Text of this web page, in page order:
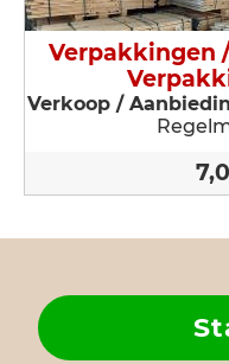
Verpakkingen
Verkoop /